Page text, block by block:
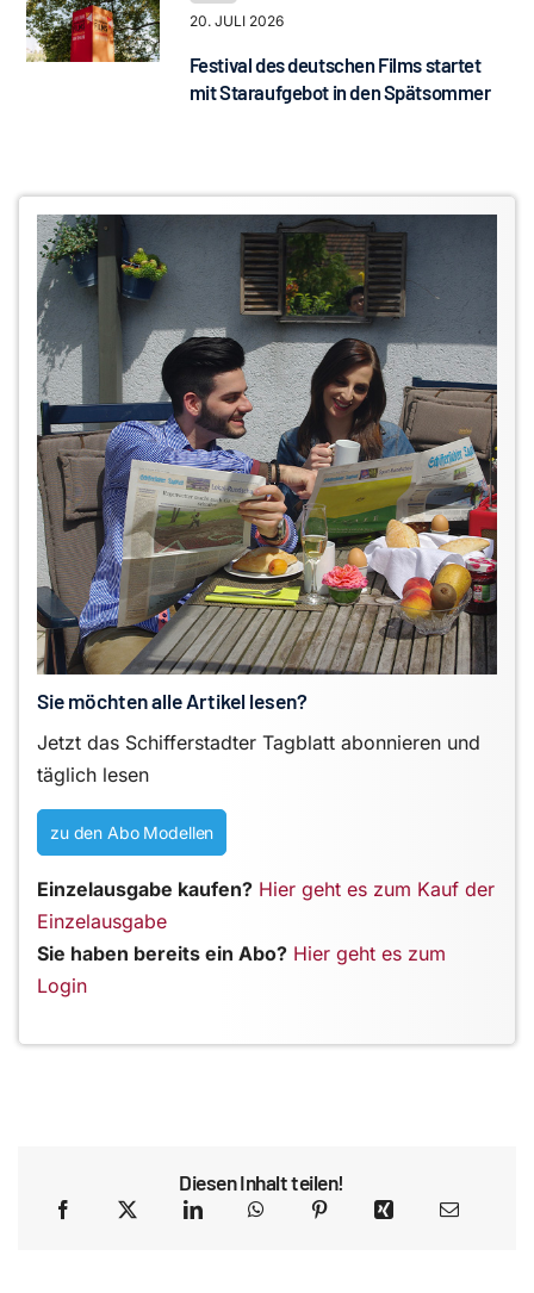
20. JULI 2026
Festival des deutschen Films startet
mit Staraufgebot in den Spätsommer
Sie möchten alle Artikel lesen?
Jetzt das Schifferstadter Tagblatt abonnieren und
täglich lesen
zu den Abo Modellen
Einzelausgabe kaufen? Hier geht es zum Kauf der
Einzelausgabe
Sie haben bereits ein Abo? Hier geht es zum
Login
Diesen Inhalt teilen!